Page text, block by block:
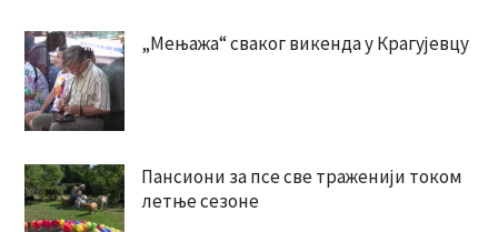
„Мењажа“ сваког викенда у Крагујевцу
Пансиони за псе све траженији током
летње сезоне